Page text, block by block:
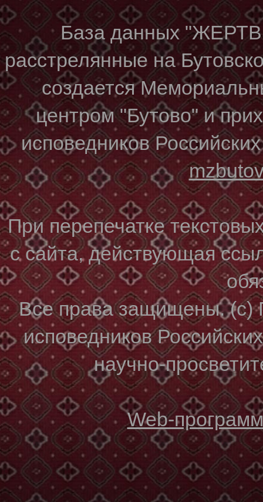
База данных
расстрелянные на
создается
центром "Бутово" и
исповедников
При перепечатке
с сайта, действующая
Все права защищены. (с)
исповедников
научно-
Web-